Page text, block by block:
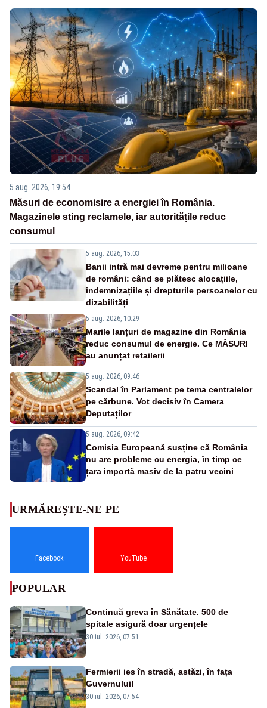
5 aug. 2026, 19:54
Măsuri de economisire a energiei în România.
Magazinele sting reclamele, iar autoritățile reduc
consumul
5 aug. 2026, 15:03
Banii intră mai devreme pentru milioane
de români: când se plătesc alocațiile,
indemnizațiile și drepturile persoanelor cu
dizabilități
5 aug. 2026, 10:29
Marile lanțuri de magazine din România
reduc consumul de energie. Ce MĂSURI
au anunțat retailerii
5 aug. 2026, 09:46
Scandal în Parlament pe tema centralelor
pe cărbune. Vot decisiv în Camera
Deputaților
5 aug. 2026, 09:42
Comisia Europeană susține că România
nu are probleme cu energia, în timp ce
țara importă masiv de la patru vecini
URMĂREȘTE-NE PE
Facebook YouTube
POPULAR
Continuă greva în Sănătate. 500 de
spitale asigură doar urgențele
30 iul. 2026, 07:51
Fermierii ies în stradă, astăzi, în fața
Guvernului!
30 iul. 2026, 07:54